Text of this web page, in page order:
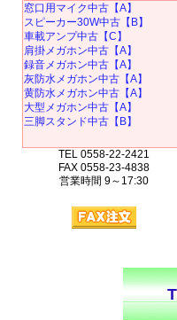
窓口用マイク中古【A】
スピーカー30W中古【B】
車載アンプ中古【C】
肩掛メガホン中古【A】
録音メガホン中古【A】
灰防水メガホン中古【A】
黄防水メガホン中古【A】
大型メガホン中古【A】
三脚スタンド中古【B】
TEL 0558-22-2421
FAX 0558-23-4838
営業時間 9～17:30